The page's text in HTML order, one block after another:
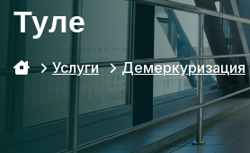
Туле
Услуги Демеркуризация